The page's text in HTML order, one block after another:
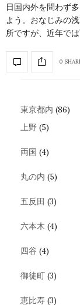
日国内外を問わず
よう。おなじみの
所ですが、近年で
0
東京都内 (86)
上野 (5)
両国 (4)
丸の内 (5)
五反田 (3)
六本木 (4)
四谷 (4)
御徒町 (3)
恵比寿 (3)